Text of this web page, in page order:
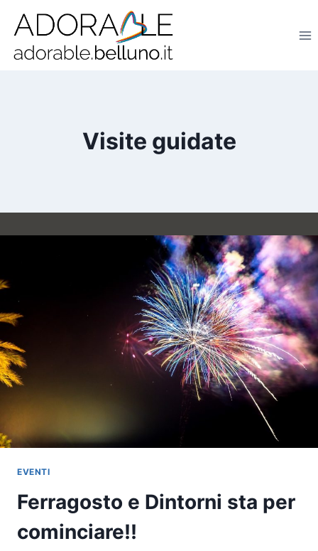
contenuto
Visite guidate
EVENTI
Ferragosto e Dintorni sta per
cominciare!!